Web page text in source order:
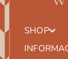
SHOP